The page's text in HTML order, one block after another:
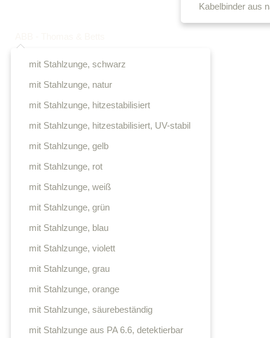
Kabelbinder aus
mit Stahlzunge, schwarz
mit Stahlzunge, natur
mit Stahlzunge, hitzestabilisiert
mit Stahlzunge, hitzestabilisiert, UV-stabil
mit Stahlzunge, gelb
mit Stahlzunge, rot
mit Stahlzunge, weiß
mit Stahlzunge, grün
mit Stahlzunge, blau
mit Stahlzunge, violett
mit Stahlzunge, grau
mit Stahlzunge, orange
mit Stahlzunge, säurebeständig
mit Stahlzunge aus PA 6.6, detektierbar